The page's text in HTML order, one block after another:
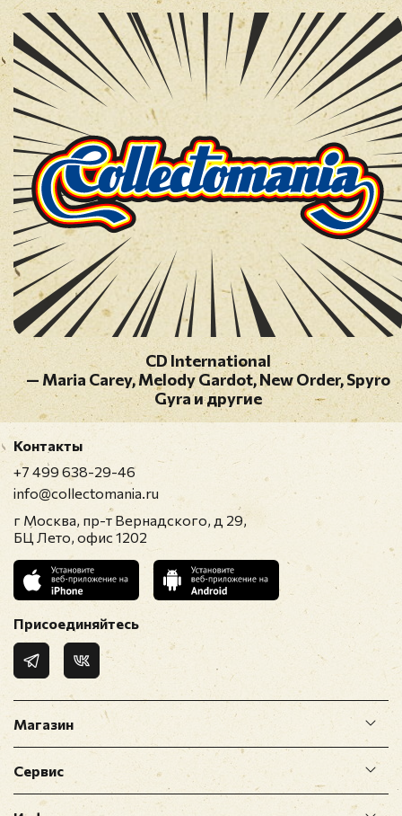
CD International
— Maria Carey, Melody Gardot, New Order, Spyro
Gyra и другие
Магазин
Сервис
Контакты
+7 499 638-29-46
info@collectomania.ru
г Москва, пр-т Вернадского, д 29,
БЦ Лето, офис 1202
Присоединяйтесь